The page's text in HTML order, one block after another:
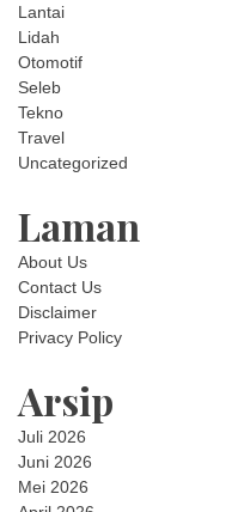
Lantai
Lidah
Otomotif
Seleb
Tekno
Travel
Uncategorized
Laman
About Us
Contact Us
Disclaimer
Privacy Policy
Arsip
Juli 2026
Juni 2026
Mei 2026